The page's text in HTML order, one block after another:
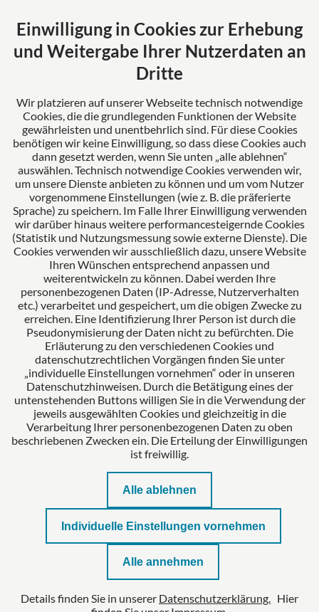
Über uns
Mertl Pösl Rechtsanwälte verkörpert Erfahrung,
Fortschritt und Kompetenz. Als Ihr verlässlicher
Partner stehen wir für umfassende Lösungen und
erstklassige Betreuung unserer Mandanten.
Das europäische Kanzlei-Netzwerk
Zertifiziertes Kanzleimanagement
Datenschutzerklärung
Datenschutzeinstellungen
Einwilligung in Cookies zur Erhebung
und Weitergabe Ihrer Nutzerdaten an
Dritte
Wir platzieren auf unserer Webseite technisch notwendige
Cookies, die die grundlegenden Funktionen der Website
gewährleisten und unentbehrlich sind. Für diese Cookies
benötigen wir keine Einwilligung, so dass diese Cookies auch
dann gesetzt werden, wenn Sie unten „alle ablehnen“
auswählen. Technisch notwendige Cookies verwenden wir,
um unsere Dienste anbieten zu können und um vom Nutzer
vorgenommene Einstellungen (wie z. B. die präferierte
Sprache) zu speichern. Im Falle Ihrer Einwilligung verwenden
wir darüber hinaus weitere performancesteigernde Cookies
(Statistik und Nutzungsmessung sowie externe Dienste). Die
Cookies verwenden wir ausschließlich dazu, unsere Website
Ihren Wünschen entsprechend anpassen und
weiterentwickeln zu können. Dabei werden Ihre
personenbezogenen Daten (IP-Adresse, Nutzerverhalten
etc.) verarbeitet und gespeichert, um die obigen Zwecke zu
erreichen. Eine Identifizierung Ihrer Person ist durch die
Pseudonymisierung der Daten nicht zu befürchten. Die
Erläuterung zu den verschiedenen Cookies und
datenschutzrechtlichen Vorgängen finden Sie unter
„individuelle Einstellungen vornehmen“ oder in unseren
Datenschutzhinweisen. Durch die Betätigung eines der
untenstehenden Buttons willigen Sie in die Verwendung der
jeweils ausgewählten Cookies und gleichzeitig in die
Verarbeitung Ihrer personenbezogenen Daten zu oben
beschriebenen Zwecken ein. Die Erteilung der Einwilligungen
ist freiwillig.
Alle ablehnen
Individuelle Einstellungen vornehmen
Alle annehmen
Details finden Sie in unserer Datenschutzerklärung. Hier